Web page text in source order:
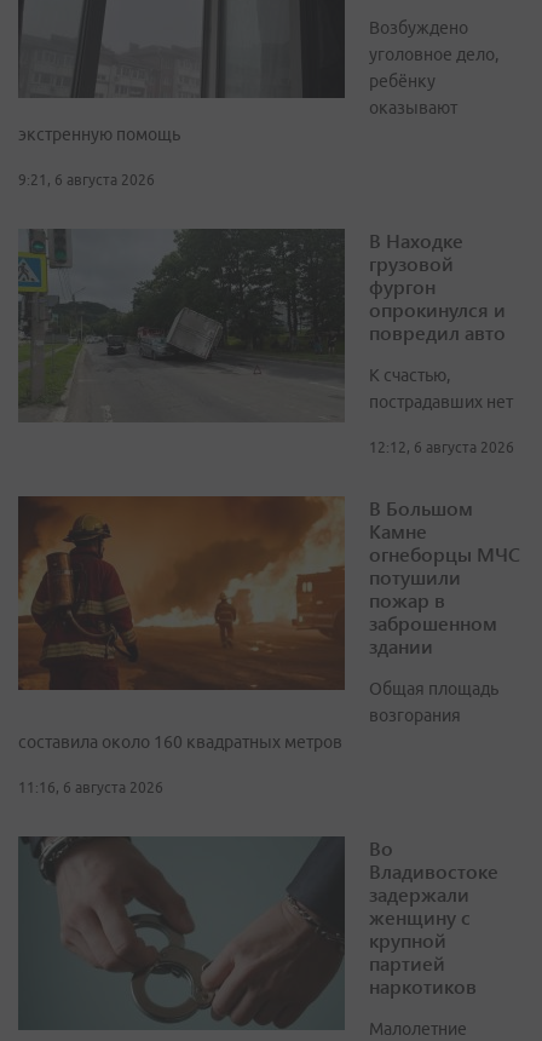
Возбуждено
уголовное дело,
ребёнку
оказывают
экстренную помощь
9:21, 6 августа 2026
В Находке
грузовой
фургон
опрокинулся и
повредил авто
К счастью,
пострадавших нет
12:12, 6 августа 2026
В Большом
Камне
огнеборцы МЧС
потушили
пожар в
заброшенном
здании
Общая площадь
возгорания
составила около 160 квадратных метров
11:16, 6 августа 2026
Во
Владивостоке
задержали
женщину с
крупной
партией
наркотиков
Малолетние